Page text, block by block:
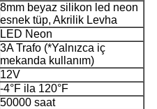
8mm beyaz silikon led neon
esnek tüp, Akrilik Levha
LED Neon
3A Trafo (*Yalnızca iç
mekanda kullanım)
12V
-4°F ila 120°F
50000 saat